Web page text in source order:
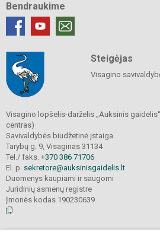
Bendraukime
Steigėjas
Visagino
Visagino lopšelis-darželis „Auksinis
centras)
Savivaldybės biudžetinė įstaiga
Tarybų g. 9, Visaginas 31134
Tel./ faks. +370 386 71706
El. p. sekretore@auksinisgaidelis.lt
Duomenys kaupiami ir saugomi
Juridinių asmenų registre
Įmonės kodas 190230639